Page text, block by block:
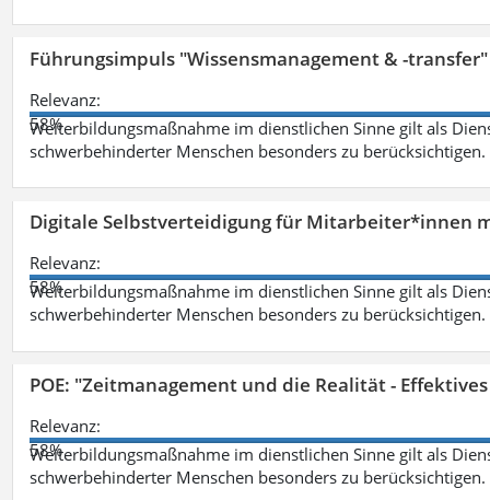
Führungsimpuls "Wissensmanagement & -
Relevanz:
58%
Weiterbildungsmaßnahme im dienstlichen Sinne gilt als
schwerbehinderter Menschen besonders zu berücksichtigen.
Digitale Selbstverteidigung für Mitarbeiter*innen
Relevanz:
58%
Weiterbildungsmaßnahme im dienstlichen Sinne gilt als
schwerbehinderter Menschen besonders zu berücksichtigen.
POE: "Zeitmanagement und die Realität -
Relevanz:
58%
Weiterbildungsmaßnahme im dienstlichen Sinne gilt als
schwerbehinderter Menschen besonders zu berücksichtigen.